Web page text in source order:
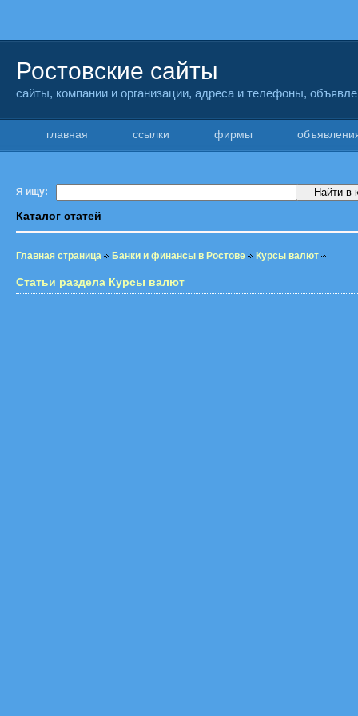
Ростовские сайты
сайты, компании и организации, адреса и телефоны,
главная ссылки фирмы
Я ищу:
Каталог статей
Главная страница Банки и финансы в Ростове Курсы валют
Статьи раздела Курсы валют